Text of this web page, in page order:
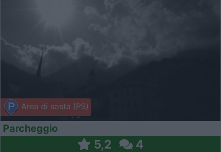
Area di sosta (PS)
Parcheggio
5,2 4